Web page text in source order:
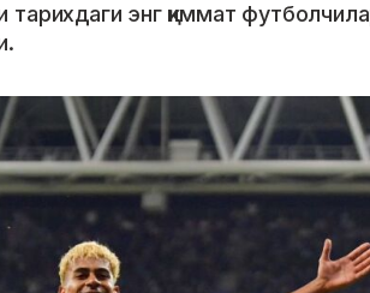
энг қиммат